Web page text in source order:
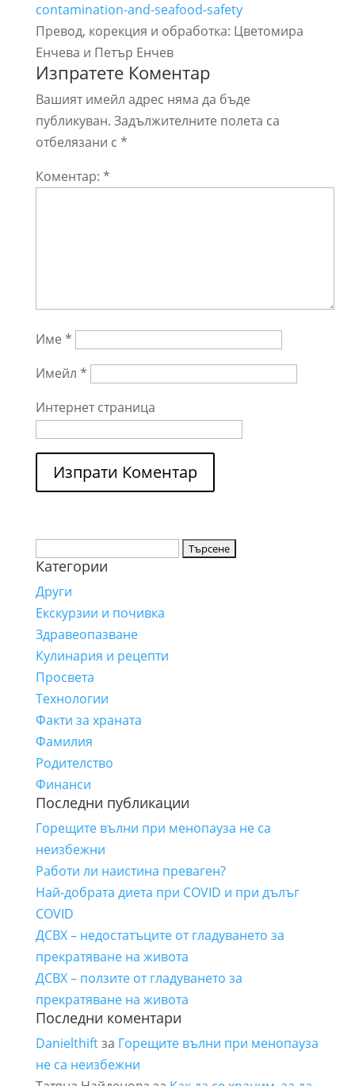
contamination-and-seafood-safety
Превод, корекция и обработка: Цветомира
Енчева и Петър Енчев
Изпратете Коментар
Вашият имейл адрес няма да бъде
публикуван. Задължителните полета са
отбелязани с *
Коментар: *
Име *
Имейл *
Интернет страница
за:
Категории
Други
Екскурзии и почивка
Здравеопазване
Кулинария и рецепти
Просвета
Технологии
Факти за храната
Фамилия
Родителство
Финанси
Последни публикации
Горещите вълни при менопауза не са
неизбежни
Работи ли наистина преваген?
Най-добрата диета при COVID и при дълъг
COVID
ДСВХ – недостатъците от гладуването за
прекратяване на живота
ДСВХ – ползите от гладуването за
прекратяване на живота
Последни коментари
Danielthiftза Горещите вълни при менопауза
не са неизбежни